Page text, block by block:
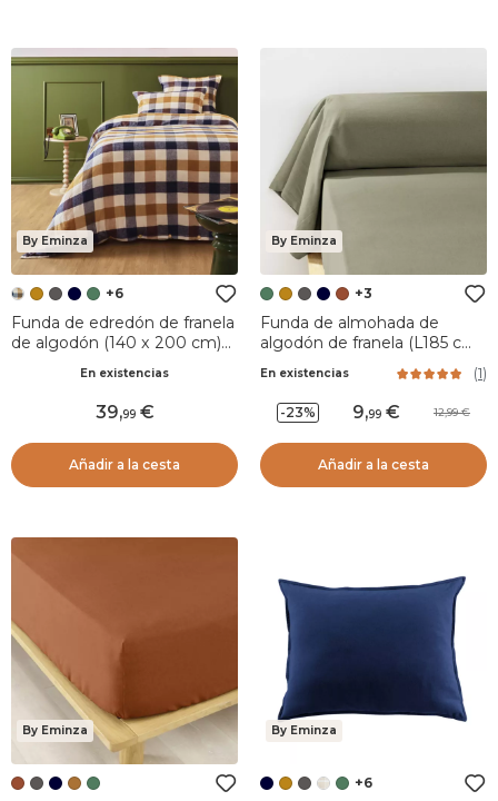
By Eminza
+6
Funda de edredón de franela
de algodón (140 x 200 cm)
En existencias
39,99
Añadir a la cesta
By Eminza
+3
Funda de almohada de
algodón de franela (L185 cm)
En existencias (1)
-23% 9,99 12,99
Añadir a la cesta
By Eminza By Eminza
+6